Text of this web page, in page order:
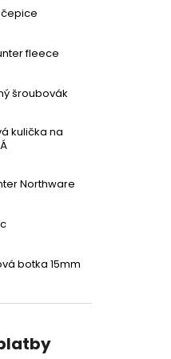
fleece
šroubovák
kulička na
Northware
botka 15mm